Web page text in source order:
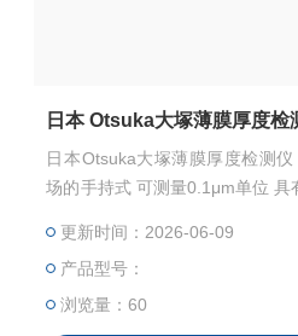
日本 Otsuka大塚薄膜厚度
日本Otsuka大塚薄膜厚度检测仪 OPTM
场的手持式 可测量0.1μm单位 具
更新时间：2026-06-09
产品型号：
浏览量：60